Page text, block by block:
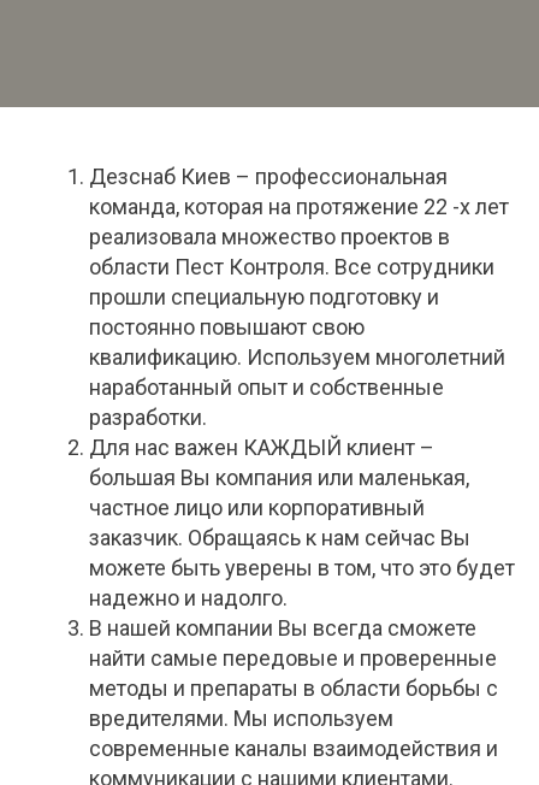
Дезснаб Киев – профессиональная
команда, которая на протяжение 22 -х лет
реализовала множество проектов в
области Пест Контроля. Все сотрудники
прошли специальную подготовку и
постоянно повышают свою
квалификацию. Используем многолетний
наработанный опыт и собственные
разработки.
Для нас важен КАЖДЫЙ клиент –
большая Вы компания или маленькая,
частное лицо или корпоративный
заказчик. Обращаясь к нам сейчас Вы
можете быть уверены в том, что это будет
надежно и надолго.
В нашей компании Вы всегда сможете
найти самые передовые и проверенные
методы и препараты в области борьбы с
вредителями. Мы используем
современные каналы взаимодействия и
коммуникации с нашими клиентами.